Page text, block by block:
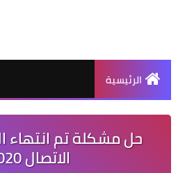
الرئيسية
حل مشكلة تم انتهاء
الاتصال 2020